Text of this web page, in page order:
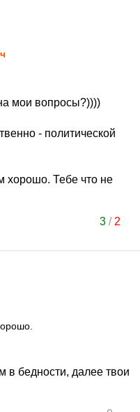
мои вопросы?))))
- политической
хорошо. Тебе что не
3/ 2
в бедности, далее твои